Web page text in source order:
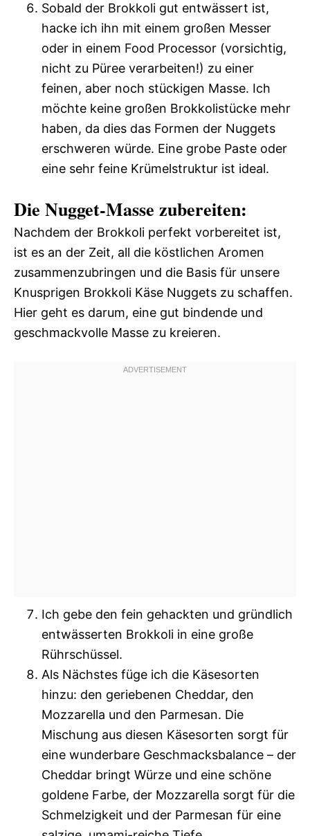
Sobald der Brokkoli gut entwässert ist,
hacke ich ihn mit einem großen Messer
oder in einem Food Processor (vorsichtig,
nicht zu Püree verarbeiten!) zu einer
feinen, aber noch stückigen Masse. Ich
möchte keine großen Brokkolistücke mehr
haben, da dies das Formen der Nuggets
erschweren würde. Eine grobe Paste oder
eine sehr feine Krümelstruktur ist ideal.
Die Nugget-Masse zubereiten:
Nachdem der Brokkoli perfekt vorbereitet ist,
ist es an der Zeit, all die köstlichen Aromen
zusammenzubringen und die Basis für unsere
Knusprigen Brokkoli Käse Nuggets zu schaffen.
Hier geht es darum, eine gut bindende und
geschmackvolle Masse zu kreieren.
Ich gebe den fein gehackten und gründlich
entwässerten Brokkoli in eine große
Rührschüssel.
Als Nächstes füge ich die Käsesorten
hinzu: den geriebenen Cheddar, den
Mozzarella und den Parmesan. Die
Mischung aus diesen Käsesorten sorgt für
eine wunderbare Geschmacksbalance – der
Cheddar bringt Würze und eine schöne
goldene Farbe, der Mozzarella sorgt für die
Schmelzigkeit und der Parmesan für eine